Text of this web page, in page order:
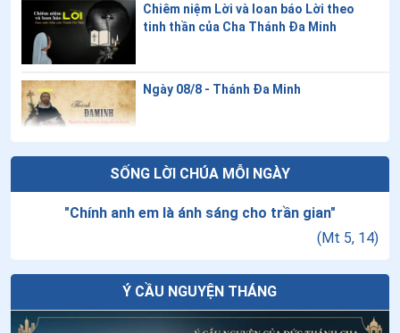
19.Ngày 14/7 - Thánh Camilo Lenti
20.Ngày 13/7 - Thánh Henry II
21.Ngày 12/7 - Thánh Anê Lê Thị Thành
Ngày 11/7 - Thánh Biển Đức
Ngày 10/7 - Thánh Phêrô Nguyễn Khắc Tự
Ngày 10/7 - Thánh An tôn Nguyễn Hữu Quỳnh (Năm)
Ngày 06/7 - Thánh Maria Goretti
27 Ngày 05/7 - Thánh Antôn Maria Zacaria
SỐNG LỜI CHÚA MỖI NGÀY
"Chính anh em là ánh sáng cho trần gian"
(Mt 5, 14)
Ý CẦU NGUYỆN THÁNG
Chiêm niệm Lời và loan báo Lời theo
tinh thần của Cha Thánh Đa Minh
Ngày 08/8 - Thánh Đa Minh
Thứ Bảy tuần VXIII thường niên - Thánh
Đưa AI vào việc dạy giáo lý: Cơ hội mới
Năm thời điểm để cầu nguyện khi đang